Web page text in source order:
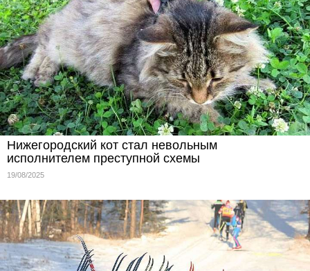
Нижегородский кот стал невольным
исполнителем преступной схемы
19/08/2025